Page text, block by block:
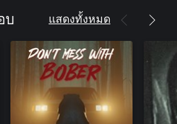
บ แสดงทั้งหมด